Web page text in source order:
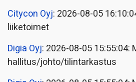
Citycon Oyj: 2026-08-05
liiketoimet
Digia Oyj: 2026-08-05 15:55:04:
hallitus/johto/tilintarkastus